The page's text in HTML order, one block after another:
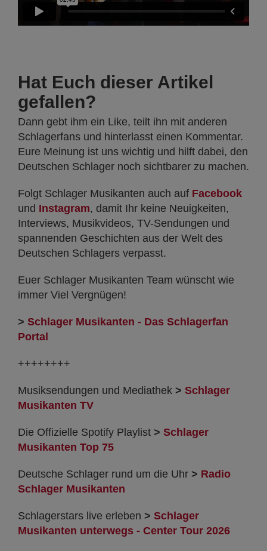
Hat Euch dieser Artikel
gefallen?
Dann gebt ihm ein Like, teilt ihn mit anderen
Schlagerfans und hinterlasst einen Kommentar.
Eure Meinung ist uns wichtig und hilft dabei, den
Deutschen Schlager noch sichtbarer zu machen.
Folgt Schlager Musikanten auch auf Facebook
und Instagram, damit Ihr keine Neuigkeiten,
Interviews, Musikvideos, TV-Sendungen und
spannenden Geschichten aus der Welt des
Deutschen Schlagers verpasst.
Euer Schlager Musikanten Team wünscht wie
immer Viel Vergnügen!
> Schlager Musikanten - Das Schlagerfan
Portal
++++++++
Musiksendungen und Mediathek > Schlager
Musikanten TV
Die Offizielle Spotify Playlist > Schlager
Musikanten Top 75
Deutsche Schlager rund um die Uhr > Radio
Schlager Musikanten
Schlagerstars live erleben > Schlager
Musikanten unterwegs - Center Tour 2026